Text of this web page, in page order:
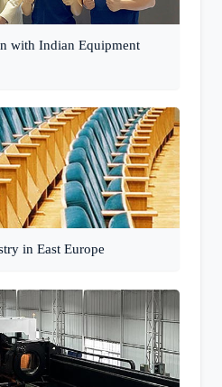
with Indian Equipment
in East Europe